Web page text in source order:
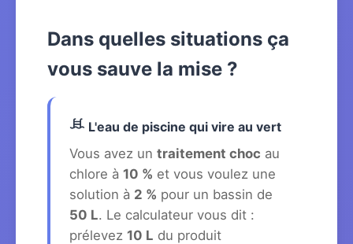
Dans quelles situations ça
vous sauve la mise ?
L'eau de piscine qui vire au vert
Vous avez un traitement choc au
chlore à 10 % et vous voulez une
solution à 2 % pour un bassin de
50 L. Le calculateur vous dit :
prélevez 10 L du produit